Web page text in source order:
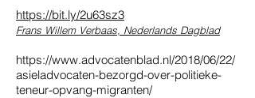
https://bit.ly/2u63sz3
Frans Willem Verbaas, Nederlands Dagblad
https://www.advocatenblad.nl/2018/06/22/
asieladvocaten-bezorgd-over-politieke-
teneur-opvang-migranten/